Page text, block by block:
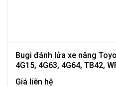
Bugi đánh lửa xe nâng
4G15, 4G63, 4G64, TB42,
Giá liên hệ